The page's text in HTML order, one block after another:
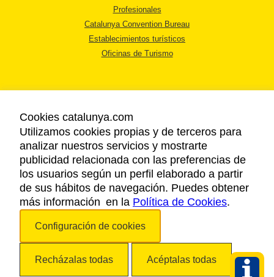
Profesionales
Catalunya Convention Bureau
Establecimientos turísticos
Oficinas de Turismo
AVISO LEGAL
POLÍTICA DE PRIVACIDAD
COOKIES
ACCESSIBILIDAD
Copyright © 2026. Agencia Catalana de Turismo. Todos los derechos
Cookies catalunya.com
Utilizamos cookies propias y de terceros para
analizar nuestros servicios y mostrarte
publicidad relacionada con las preferencias de
los usuarios según un perfil elaborado a partir
de sus hábitos de navegación. Puedes obtener
más información en la Política de Cookies.
Configuración de cookies
Recházalas todas Acéptalas todas